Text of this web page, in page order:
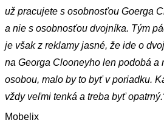
už pracujete s osobnosťou Goerga
a nie s osobnosťou dvojníka. Tým
je však z reklamy jasné, že ide o
na Georga Clooneyho len podobá a
osobou, malo by to byť v poriadku.
vždy veľmi tenká a treba byť
Mobelix